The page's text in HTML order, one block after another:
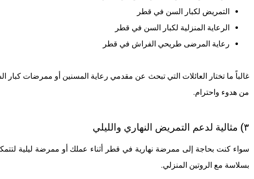
التمريض لكبار السن في قطر
الرعاية المنزلية لكبار السن في قطر
رعاية المرضى طريحي الفراش في قطر
غالباً ما تختار العائلات التي تبحث عن مقدمي رعاية المسنين أو ممرضات كبار
من هدوء واحترام.
٣) مثالية لدعم التمريض النهاري والليلي
سواء كنت بحاجة إلى ممرضة نهارية في قطر أثناء عملك أو ممرضة ليلية
بسلاسة مع الروتين المنزلي.